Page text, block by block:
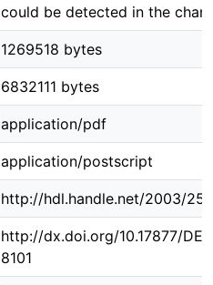
could be detected in the
1269518 bytes
6832111 bytes
application/pdf
application/postscript
http://hdl.handle.net/2003/
http://dx.doi.org/10.17877/
8101